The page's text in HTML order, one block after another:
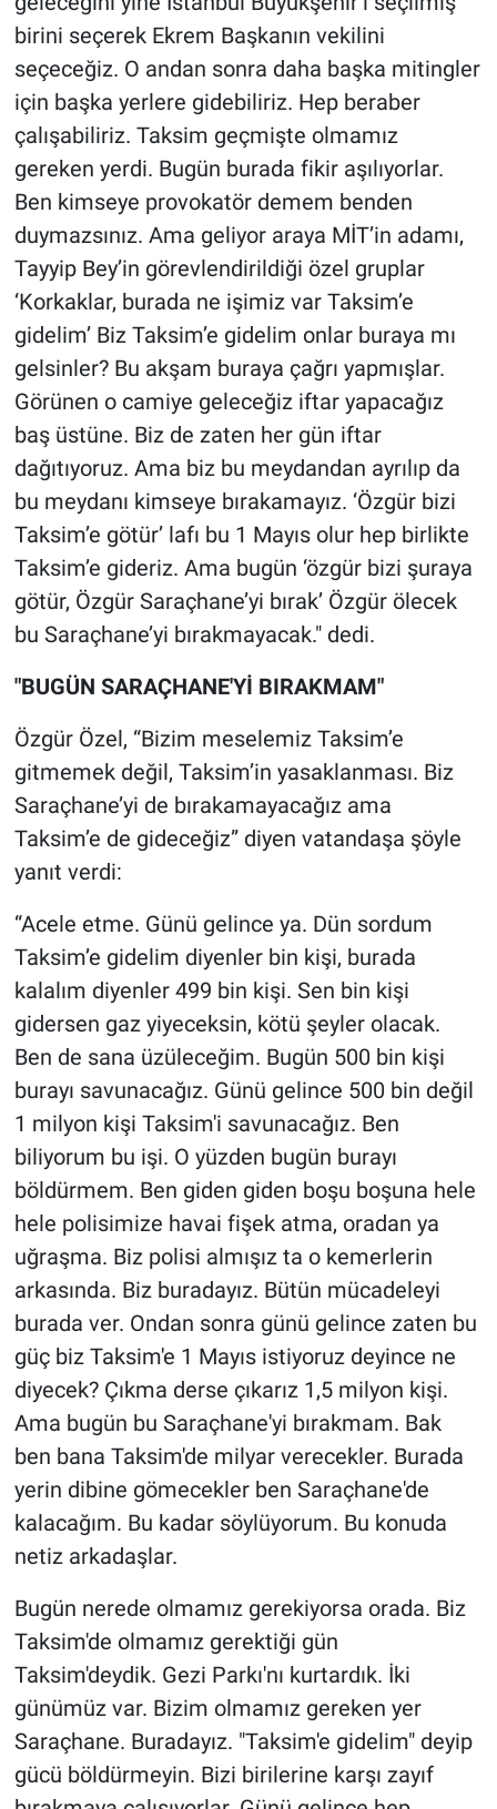
birini seçerek Ekrem Başkanın vekilini
seçeceğiz. O andan sonra daha başka mitingler
için başka yerlere gidebiliriz. Hep beraber
çalışabiliriz. Taksim geçmişte olmamız
gereken yerdi. Bugün burada fikir aşılıyorlar.
Ben kimseye provokatör demem benden
duymazsınız. Ama geliyor araya MİT’in adamı,
Tayyip Bey’in görevlendirildiği özel gruplar
‘Korkaklar, burada ne işimiz var Taksim’e
gidelim’ Biz Taksim’e gidelim onlar buraya mı
gelsinler? Bu akşam buraya çağrı yapmışlar.
Görünen o camiye geleceğiz iftar yapacağız
baş üstüne. Biz de zaten her gün iftar
dağıtıyoruz. Ama biz bu meydandan ayrılıp da
bu meydanı kimseye bırakamayız. ‘Özgür bizi
Taksim’e götür’ lafı bu 1 Mayıs olur hep birlikte
Taksim’e gideriz. Ama bugün ‘özgür bizi şuraya
götür, Özgür Saraçhane’yi bırak’ Özgür ölecek
bu Saraçhane’yi bırakmayacak." dedi.
"BUGÜN SARAÇHANE'Yİ BIRAKMAM"
Özgür Özel, “Bizim meselemiz Taksim’e
gitmemek değil, Taksim’in yasaklanması. Biz
Saraçhane’yi de bırakamayacağız ama
Taksim’e de gideceğiz” diyen vatandaşa şöyle
yanıt verdi:
“Acele etme. Günü gelince ya. Dün sordum
Taksim’e gidelim diyenler bin kişi, burada
kalalım diyenler 499 bin kişi. Sen bin kişi
gidersen gaz yiyeceksin, kötü şeyler olacak.
Ben de sana üzüleceğim. Bugün 500 bin kişi
burayı savunacağız. Günü gelince 500 bin değil
1 milyon kişi Taksim'i savunacağız. Ben
biliyorum bu işi. O yüzden bugün burayı
böldürmem. Ben giden giden boşu boşuna hele
hele polisimize havai fişek atma, oradan ya
uğraşma. Biz polisi almışız ta o kemerlerin
arkasında. Biz buradayız. Bütün mücadeleyi
burada ver. Ondan sonra günü gelince zaten bu
güç biz Taksim'e 1 Mayıs istiyoruz deyince ne
diyecek? Çıkma derse çıkarız 1,5 milyon kişi.
Ama bugün bu Saraçhane'yi bırakmam. Bak
ben bana Taksim'de milyar verecekler. Burada
yerin dibine gömecekler ben Saraçhane'de
kalacağım. Bu kadar söylüyorum. Bu konuda
netiz arkadaşlar.
Bugün nerede olmamız gerekiyorsa orada. Biz
Taksim'de olmamız gerektiği gün
Taksim'deydik. Gezi Parkı'nı kurtardık. İki
günümüz var. Bizim olmamız gereken yer
Saraçhane. Buradayız. "Taksim'e gidelim" deyip
gücü böldürmeyin. Bizi birilerine karşı zayıf
Spor
Teknoloji
Türkiye'nin Geleceği
Türkiye'nin Gündemi
Yerel Gündem
Yerel Yaşam
Canlı Yayın